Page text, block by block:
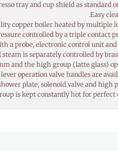
tray and cup shield as standard
Easy
copper boiler heated by multiple
controlled by a triple contact
a probe, electronic control unit and
is separately controlled by
and the high group (latte glass)
operation valve handles are
plate, solenoid valve and high
is kept constantly hot for perfect